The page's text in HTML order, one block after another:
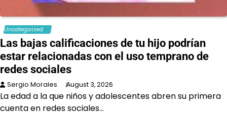
Uncategorized
Las bajas calificaciones de tu hijo podrían
estar relacionadas con el uso temprano de
redes sociales
Sergio Morales August 3, 2026
La edad a la que niños y adolescentes abren su primera
cuenta en redes sociales…